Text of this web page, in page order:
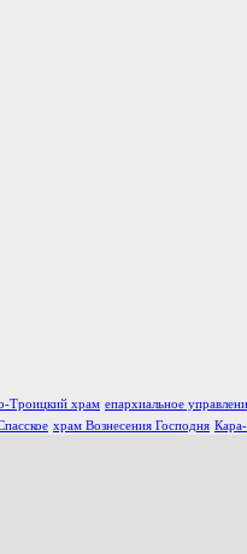
Троицкий храм епархиальное
храм Вознесения Господня